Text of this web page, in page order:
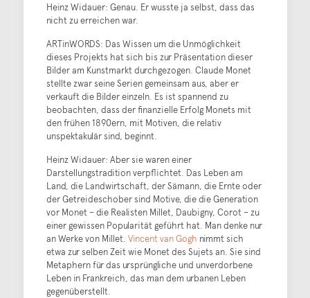
Heinz Widauer: Genau. Er wusste ja selbst, dass das
nicht zu erreichen war.
ARTinWORDS: Das Wissen um die Unmöglichkeit
dieses Projekts hat sich bis zur Präsentation dieser
Bilder am Kunstmarkt durchgezogen. Claude Monet
stellte zwar seine Serien gemeinsam aus, aber er
verkauft die Bilder einzeln. Es ist spannend zu
beobachten, dass der finanzielle Erfolg Monets mit
den frühen 1890ern, mit Motiven, die relativ
unspektakulär sind, beginnt.
Heinz Widauer: Aber sie waren einer
Darstellungstradition verpflichtet. Das Leben am
Land, die Landwirtschaft, der Sämann, die Ernte oder
der Getreideschober sind Motive, die die Generation
vor Monet – die Realisten Millet, Daubigny, Corot – zu
einer gewissen Popularität geführt hat. Man denke nur
an Werke von Millet. Vincent van Gogh nimmt sich
etwa zur selben Zeit wie Monet des Sujets an. Sie sind
Metaphern für das ursprüngliche und unverdorbene
Leben in Frankreich, das man dem urbanen Leben
gegenüberstellt.